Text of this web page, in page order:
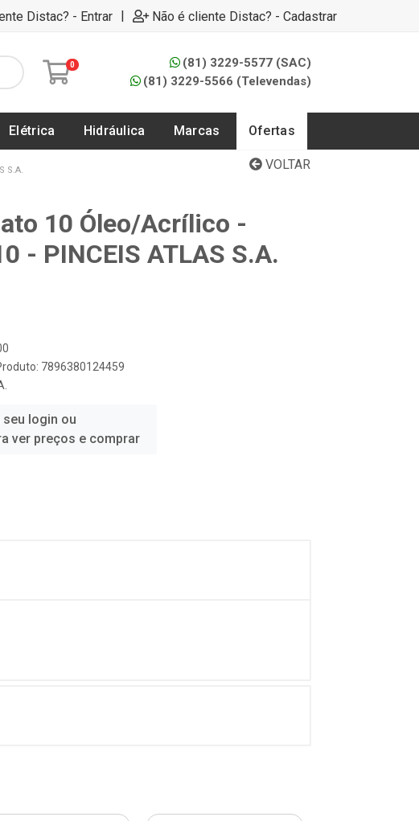
Distac? - Entrar | Não é cliente Distac? - Cadastrar
0
(81) 3229-5577 (SAC)
(81) 3229-5566 (Televendas)
Elétrica Hidráulica Marcas Ofertas
VOLTAR
S.A.
10 Óleo/Acrílico -
- PINCEIS ATLAS S.A.
7896380124459
seu login ou
ver preços e comprar